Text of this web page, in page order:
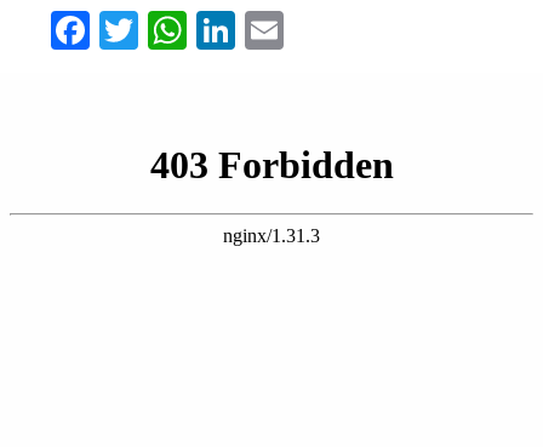
Facebook
Twitter
WhatsApp
LinkedIn